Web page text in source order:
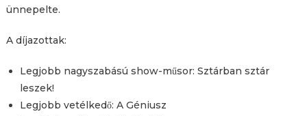
ünnepelte.
A díjazottak:
Legjobb nagyszabású show-műsor: Sztárban sztár
leszek!
Legjobb vetélkedő: A Géniusz